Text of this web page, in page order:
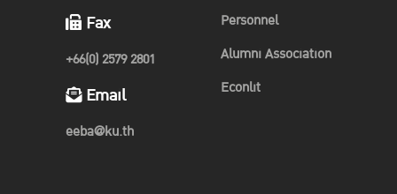
Fax
+66(0) 2579 2801
Email
eeba@ku.th
Personnel
Alumni Association
Econlit